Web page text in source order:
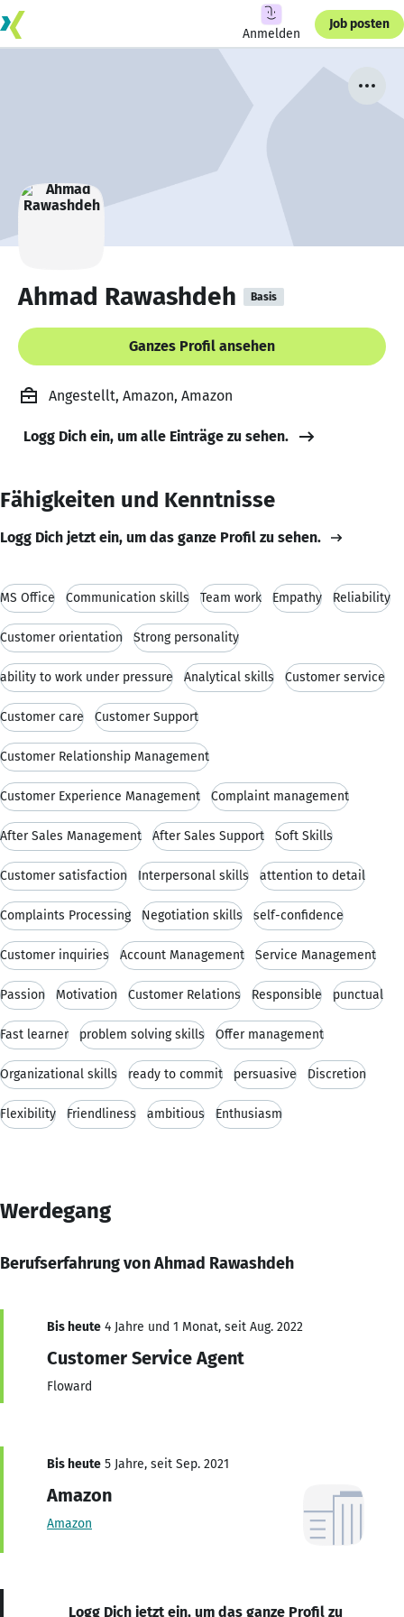
Anmelden
Job posten
Ahmad Rawashdeh Basis
Ganzes Profil ansehen
Angestellt, Amazon, Amazon
Logg Dich ein, um alle Einträge zu sehen.
Fähigkeiten und Kenntnisse
Logg Dich jetzt ein, um das ganze Profil zu sehen.
MS Office Communication skills Team work Empathy Reliability
Customer orientation Strong personality
ability to work under pressure Analytical skills Customer service
Customer care Customer Support
Customer Relationship Management
Customer Experience Management Complaint management
After Sales Management After Sales Support Soft Skills
Customer satisfaction Interpersonal skills attention to detail
Complaints Processing Negotiation skills self-confidence
Customer inquiries Account Management Service Management
Passion Motivation Customer Relations Responsible punctual
Fast learner problem solving skills Offer management
Organizational skills ready to commit persuasive Discretion
Flexibility Friendliness ambitious Enthusiasm
Werdegang
Berufserfahrung von Ahmad Rawashdeh
Bis heute 4 Jahre und 1 Monat, seit Aug. 2022
Customer Service Agent
Floward
Bis heute 5 Jahre, seit Sep. 2021
Amazon
Amazon
Logg Dich jetzt ein, um das ganze Profil zu